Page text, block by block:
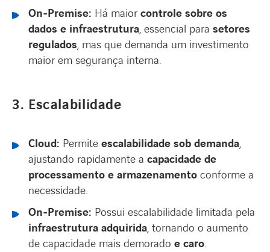
On-Premise: Há maior controle sobre os
dados e infraestrutura, essencial para setores
regulados, mas que demanda um investimento
maior em segurança interna.
3. Escalabilidade
Cloud: Permite escalabilidade sob demanda,
ajustando rapidamente a capacidade de
processamento e armazenamento conforme a
necessidade.
On-Premise: Possui escalabilidade limitada pela
infraestrutura adquirida, tornando o aumento
de capacidade mais demorado e caro.